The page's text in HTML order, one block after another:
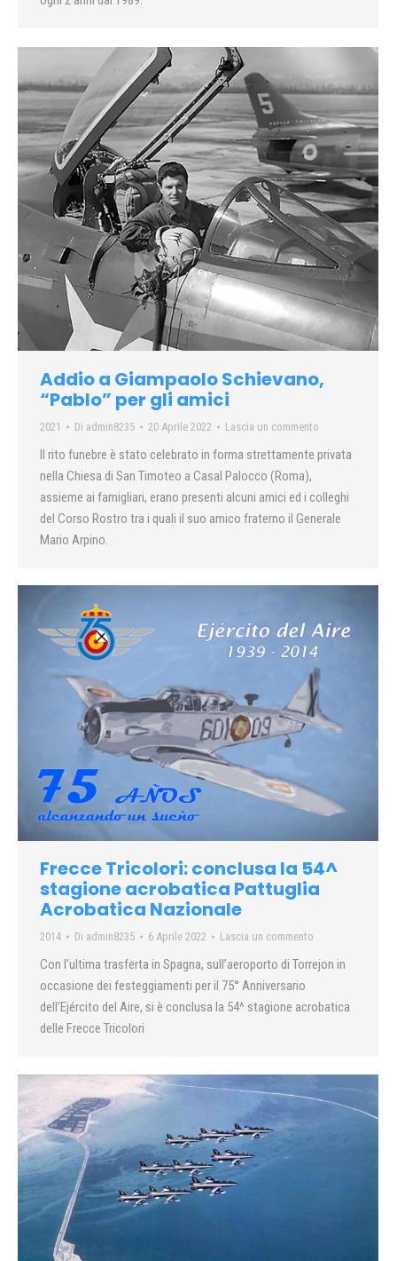
Addio a Giampaolo Schievano,
“Pablo” per gli amici
2021 Di admin8235 20 Aprile 2022 Lascia un commento
Il rito funebre è stato celebrato in forma strettamente privata
nella Chiesa di San Timoteo a Casal Palocco (Roma),
assieme ai famigliari, erano presenti alcuni amici ed i colleghi
del Corso Rostro tra i quali il suo amico fraterno il Generale
Mario Arpino.
Frecce Tricolori: conclusa la 54^
stagione acrobatica Pattuglia
Acrobatica Nazionale
2014 Di admin8235 6 Aprile 2022 Lascia un commento
Con l’ultima trasferta in Spagna, sull’aeroporto di Torrejon in
occasione dei festeggiamenti per il 75° Anniversario
dell’Ejército del Aire, si è conclusa la 54^ stagione acrobatica
delle Frecce Tricolori